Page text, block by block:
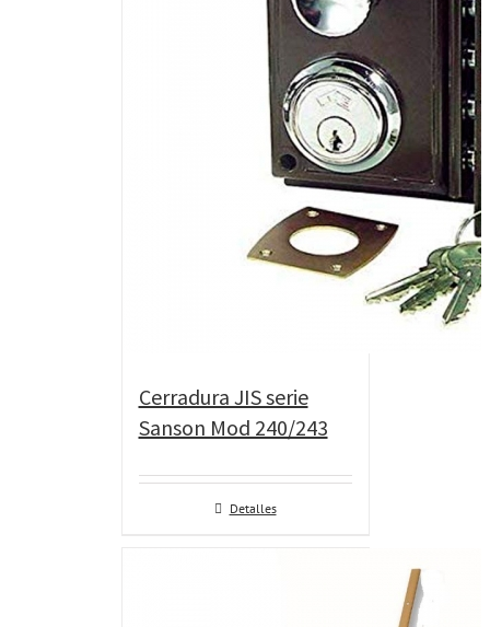
Cerradura JIS serie
Sanson Mod 240/243
Detalles